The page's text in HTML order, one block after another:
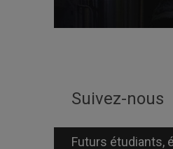
Suivez-nous
Futurs étudiants,